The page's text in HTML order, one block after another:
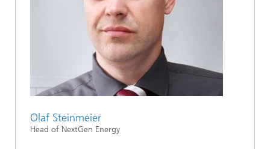
Olaf Steinmeier
Head of NextGen Energy